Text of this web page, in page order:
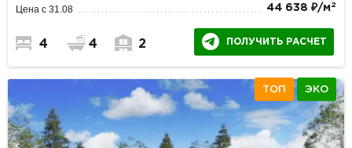
Цена с 31.08 44 638 ₽/м 2
4 4 2 ПОЛУЧИТЬ РАСЧЕТ
ТОП ЭКО